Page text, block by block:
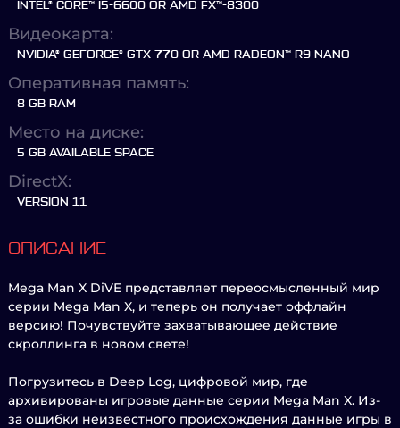
INTEL® CORE™ I5-6600 OR AMD FX™-8300
Видеокарта:
NVIDIA® GEFORCE® GTX 770 OR AMD RADEON™ R9 NANO
Оперативная память:
8 GB RAM
Место на диске:
5 GB AVAILABLE SPACE
DirectX:
VERSION 11
ОПИСАНИЕ
Mega Man X DiVE представляет переосмысленный мир
серии Mega Man X, и теперь он получает оффлайн
версию! Почувствуйте захватывающее действие
скроллинга в новом свете!
Погрузитесь в Deep Log, цифровой мир, где
архивированы игровые данные серии Mega Man X. Из-
за ошибки неизвестного происхождения данные игры в